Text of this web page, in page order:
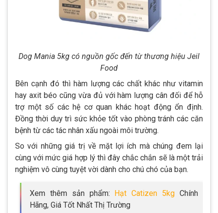
Dog Mania 5kg có nguồn gốc đến từ thương hiệu Jeil
Food
Bên cạnh đó thì hàm lượng các chất khác như vitamin
hay axit béo cũng vừa đủ với hàm lượng cân đối để hỗ
trợ một số các hệ cơ quan khác hoạt động ổn định.
Đồng thời duy trì sức khỏe tốt vào phòng tránh các căn
bệnh từ các tác nhân xấu ngoài môi trường.
So với những giá trị về mặt lợi ích mà chúng đem lại
cùng với mức giá hợp lý thì đây chắc chắn sẽ là một trải
nghiệm vô cùng tuyệt vời dành cho chú chó của bạn.
Xem thêm sản phẩm: Hạt Catizen 5kg Chính
Hãng, Giá Tốt Nhất Thị Trường